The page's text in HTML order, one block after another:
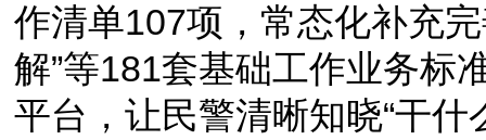
作清单107项，常态化补充
解”等181套基础工作业务标
平台，让民警清晰知晓“干